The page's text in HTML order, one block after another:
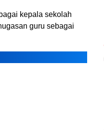
kepala sekolah
guru sebagai